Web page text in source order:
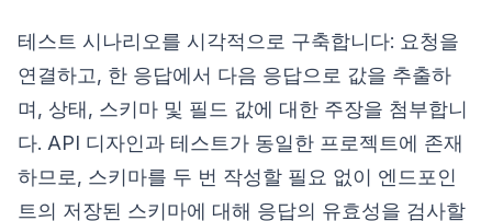
테스트 시나리오를 시각적으로 구축합니다: 요청을
연결하고, 한 응답에서 다음 응답으로 값을 추출하
며, 상태, 스키마 및 필드 값에 대한 주장을 첨부합니
다. API 디자인과 테스트가 동일한 프로젝트에 존재
하므로, 스키마를 두 번 작성할 필요 없이 엔드포인
트의 저장된 스키마에 대해 응답의 유효성을 검사할